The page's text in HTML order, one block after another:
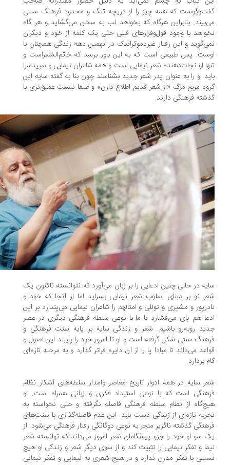
که همه چیز را از دریچه تنگ و محدود فرهنگ سنتی
بنابراین هرگاه که بخواهد لب به سخن می‌گشاید و هر گاه
با وجود قول‌وقرار‌های قبلی حتی یک کلمه از خود و دیگران
و این رفتار غیردموکراتیک در نهمین دهه زندگی همچنان با
پس طبیعی است که به این باور برسد که خاتم‌الشعراست و
او نجات‌دهنده شعر نیمایی است و همه شاعران نیمایی و سپیدسرا
او را به عنوان پدر شعر جدید بشناسند چون بنا به گفته سایه این
مربع مرگ «از شعر قدیم اطلاع دارن» و طبعا نسبت عمیق‌تری با
فرهنگی دارند.
در حالی چنین ادعایی را بر زبان می‌آورد که نتوانسته تاکنون یک
نو بر مبنای اسلوب شعر نیمایی بسراید اما از آنجا که خود و
و مشیری و توللی و امثالهم را شاعران نیمایی می‌پندارد بر این
هم پای می‌فشارد تا ما با نوعی سلطه فرهنگی دیگری در عصر
روبه‌رو باشیم. شعر و زندگی سایه بر پایه سنت فرهنگی و
سنتی شکل گرفته است و او تا امروز خود را پایبند این اصول و
می‌داند تا مبادا پا را از آن دایره فراتر گذارد و به مرحله تازه‌ای
بردارد.
سایه در همه ادوار تاریخ معاصر وامدار سلطه‌های آشکار نظام
است که با نوعی استبداد فکری و زبانی همراه است. او
از نظام سلطه فرهنگی فاصله نگرفته و حتی نخواسته به
تازه‌ای از زندگی دست یابد. این عدم فاصله‌گذاری با سنت‌های
گذشته ناگزیر منجر به نوعی دوگانگی رفتار فرهنگی می‌شود. از
سو او خود را جزو پیشگامان شعر امروز می‌داند که توانسته شعر
و تفکر نیمایی را تثبیت کند و از سوی دیگر شعر و زندگی او هیچ
با تفکر مدرن ندارد و در هیچ شعری به نیمایی و تفکر نیمایی